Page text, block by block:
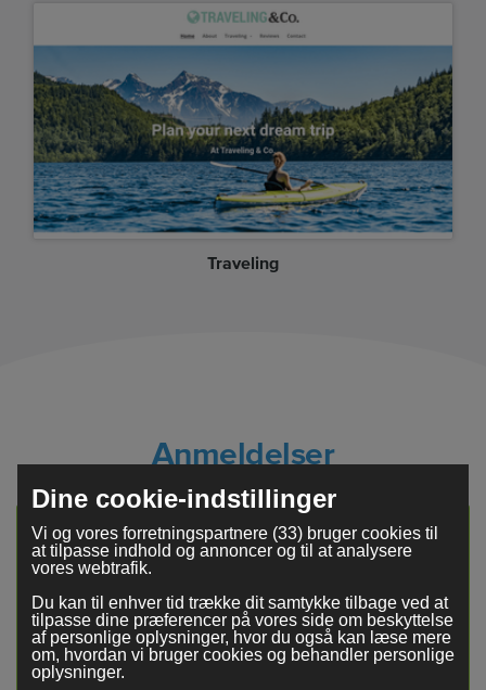
Traveling
Anmeldelser
Dine cookie-indstillinger
Vi og vores forretningspartnere (33) bruger cookies til
at tilpasse indhold og annoncer og til at analysere
vores webtrafik.
Du kan til enhver tid trække dit samtykke tilbage ved at
tilpasse dine præferencer på vores side om beskyttelse
af personlige oplysninger, hvor du også kan læse mere
om, hvordan vi bruger cookies og behandler personlige
oplysninger.